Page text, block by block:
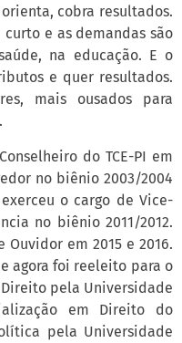
cobra resultados.
e as demandas são
na educação. E o
e quer resultados.
mais ousados para
do TCE-PI em
no biênio 2003/2004
o cargo de Vice-
no biênio 2011/2012.
Ouvidor em 2015 e 2016.
agora foi reeleito para o
pela Universidade
em Direito do
pela Universidade